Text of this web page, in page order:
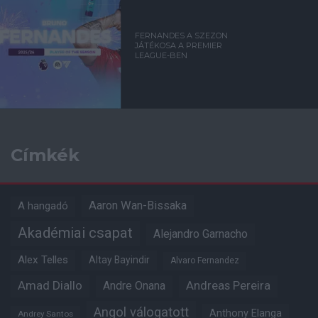
FERNANDES A SZEZON
JÁTÉKOSA A PREMIER
LEAGUE-BEN
Címkék
A hangadó Aaron Wan-Bissaka
Akadémiai csapat Alejandro Garnacho
Alex Telles Altay Bayindir Alvaro Fernandez
Amad Diallo Andre Onana Andreas Pereira
Andrey Santos Angol válogatott Anthony Elanga